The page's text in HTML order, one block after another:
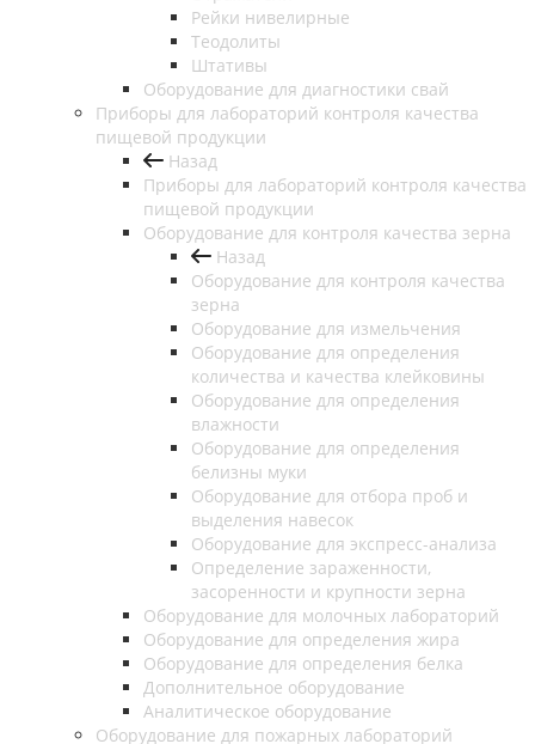
Рейки нивелирные
Теодолиты
Штативы
Оборудование для диагностики свай
Приборы для лабораторий контроля качества
пищевой продукции
Назад
Приборы для лабораторий контроля качества
пищевой продукции
Оборудование для контроля качества зерна
Назад
Оборудование для контроля качества
зерна
Оборудование для измельчения
Оборудование для определения
количества и качества клейковины
Оборудование для определения
влажности
Оборудование для определения
белизны муки
Оборудование для отбора проб и
выделения навесок
Оборудование для экспресс-анализа
Определение зараженности,
засоренности и крупности зерна
Оборудование для молочных лабораторий
Оборудование для определения жира
Оборудование для определения белка
Дополнительное оборудование
Аналитическое оборудование
Оборудование для пожарных лабораторий